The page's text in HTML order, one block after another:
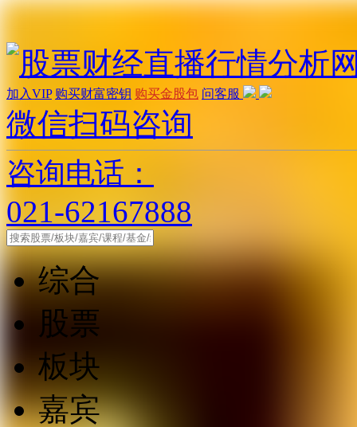
加入VIP 购买财富密钥 购买金股包 问客服
微信扫码咨询
咨询电话：
021-62167888
综合
股票
板块
嘉宾